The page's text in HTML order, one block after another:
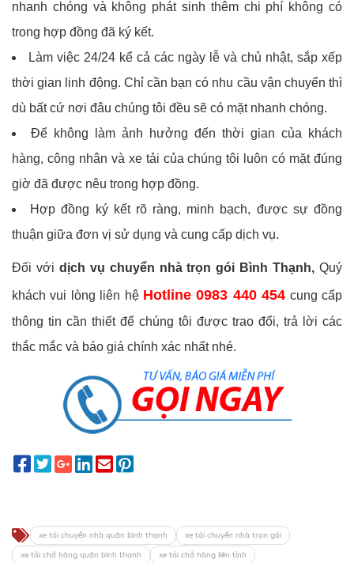
nhanh chóng và không phát sinh thêm chi phí không có
trong hợp đồng đã ký kết.
Làm việc 24/24 kể cả các ngày lễ và chủ nhật, sắp xếp
thời gian linh động. Chỉ cần bạn có nhu cầu vận chuyển thì
dù bất cứ nơi đâu chúng tôi đều sẽ có mặt nhanh chóng.
Để không làm ảnh hưởng đến thời gian của khách
hàng, công nhân và xe tải của chúng tôi luôn có mặt đúng
giờ đã được nêu trong hợp đồng.
Hợp đồng ký kết rõ ràng, minh bạch, được sự đồng
thuận giữa đơn vị sử dụng và cung cấp dịch vụ.
Đối với dịch vụ chuyển nhà trọn gói Bình Thạnh, Quý
khách vui lòng liên hệ Hotline 0983 440 454 cung cấp
thông tin cần thiết để chúng tôi được trao đổi, trả lời các
thắc mắc và báo giá chính xác nhất nhé.
xe tải chuyển nhà quận bình thạnh
xe tải chuyển nhà trọn gói
xe tải chở hàng quận bình thạnh
xe tải chở hàng liên tỉnh